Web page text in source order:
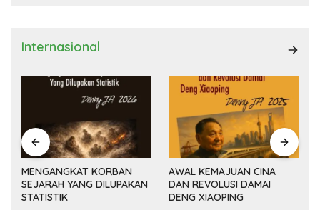
Internasional
MENGANGKAT KORBAN
SEJARAH YANG DILUPAKAN
STATISTIK
AWAL KEMAJUAN CINA
DAN REVOLUSI DAMAI
DENG XIAOPING